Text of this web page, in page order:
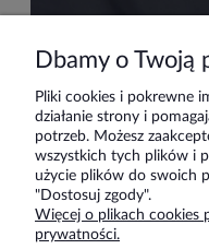
Dbamy o Twoją
Pliki cookies i pokrewne
działanie strony i
potrzeb. Możesz
wszystkich tych plików i
użycie plików do swoich
"Dostosuj zgody".
Więcej o plikach cookies
prywatności.